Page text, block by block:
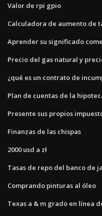
Valor de rpi gpio
Calculadora de aumento de
Aprender su significado
Precio del gas natural y
¿qué es un contrato de
Plan de cuentas de la
Presente sus propios
Finanzas de las chispas
2000 usd a zł
Tasas de repo del banco de
Comprando pinturas al óleo
Texas a & m grado en línea